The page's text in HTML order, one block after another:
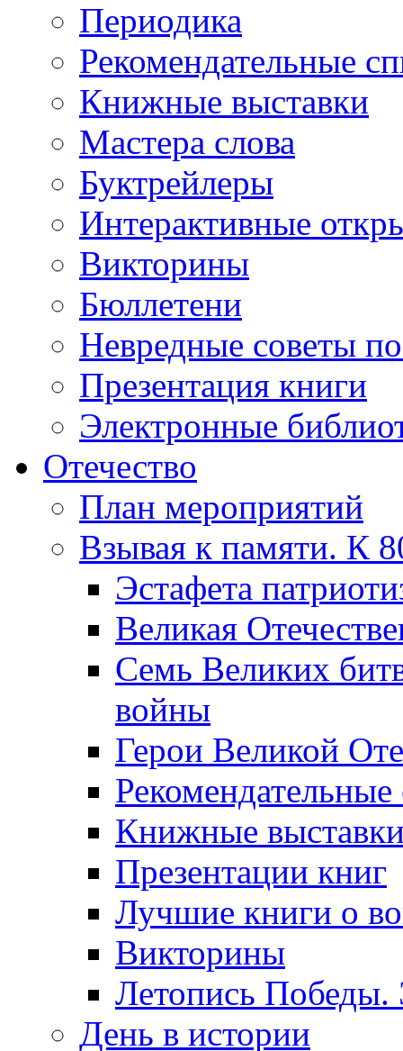
Периодика
Рекомендательные
Книжные выставки
Мастера слова
Буктрейлеры
Интерактивные
Викторины
Бюллетени
Невредные советы
Презентация книги
Электронные
Отечество
План мероприятий
Взывая к памяти. К
Эcтафета
Великая
Семь Великих
войны
Герои Великой
Рекомендательные
Книжные
Презентации книг
Лучшие книги о
Викторины
Летопись Победы.
День в истории